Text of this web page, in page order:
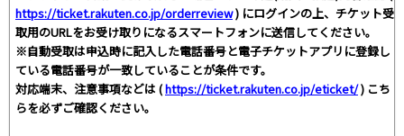
https://ticket.rakuten.co.jp/orderreview) にログインの上、チケット受
取用のURLをお受け取りになるスマートフォンに送信してください。
※自動受取は申込時に記入した電話番号と電子チケットアプリに登録し
ている電話番号が一致していることが条件です。
対応端末、注意事項などは (https://ticket.rakuten.co.jp/eticket/) こち
らを必ずご確認ください。